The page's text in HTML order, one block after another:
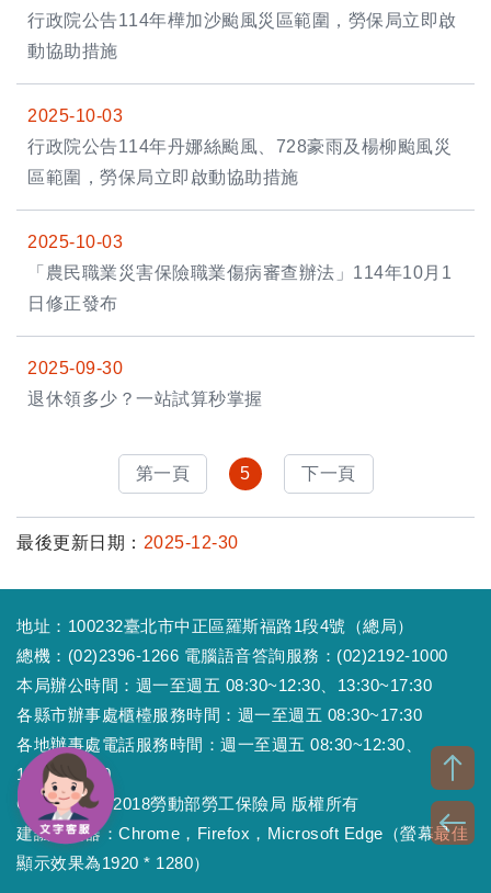
行政院公告114年樺加沙颱風災區範圍，勞保局立即啟
動協助措施
2025-10-03
行政院公告114年丹娜絲颱風、728豪雨及楊柳颱風災
區範圍，勞保局立即啟動協助措施
2025-10-03
「農民職業災害保險職業傷病審查辦法」114年10月1
日修正發布
2025-09-30
退休領多少？一站試算秒掌握
第一頁 5 下一頁
最後更新日期： 2025-12-30
地址：100232臺北市中正區羅斯福路1段4號（總局）
總機：(02)2396-1266 電腦語音答詢服務：(02)2192-1000
本局辦公時間：週一至週五 08:30~12:30、13:30~17:30
各縣市辦事處櫃檯服務時間：週一至週五 08:30~17:30
各地辦事處電話服務時間：週一至週五 08:30~12:30、
13:30~17:30
Copyright © 2018勞動部勞工保險局 版權所有
建議瀏覽器：Chrome，Firefox，Microsoft Edge（螢幕最佳
顯示效果為1920 * 1280）